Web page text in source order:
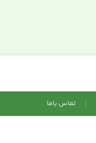
تماس باما